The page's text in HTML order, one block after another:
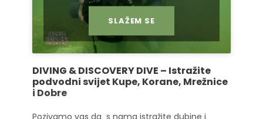
SLAŽEM SE
DIVING & DISCOVERY DIVE – Istražite
podvodni svijet Kupe, Korane, Mrežnice
i Dobre